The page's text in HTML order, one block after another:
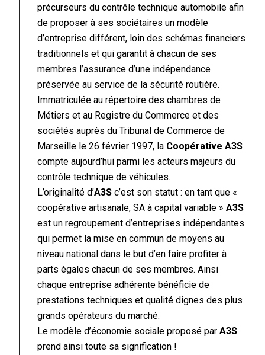
précurseurs du contrôle technique automobile afin
de proposer à ses sociétaires un modèle
d’entreprise différent, loin des schémas financiers
traditionnels et qui garantit à chacun de ses
membres l’assurance d’une indépendance
préservée au service de la sécurité routière.
Immatriculée au répertoire des chambres de
Métiers et au Registre du Commerce et des
sociétés auprès du Tribunal de Commerce de
Marseille le 26 février 1997, la Coopérative A3S
compte aujourd’hui parmi les acteurs majeurs du
contrôle technique de véhicules.
L’originalité d’A3S c’est son statut : en tant que «
coopérative artisanale, SA à capital variable »A3S
est un regroupement d’entreprises indépendantes
qui permet la mise en commun de moyens au
niveau national dans le but d’en faire profiter à
parts égales chacun de ses membres. Ainsi
chaque entreprise adhérente bénéficie de
prestations techniques et qualité dignes des plus
grands opérateurs du marché.
Le modèle d’économie sociale proposé parA3S
prend ainsi toute sa signification !